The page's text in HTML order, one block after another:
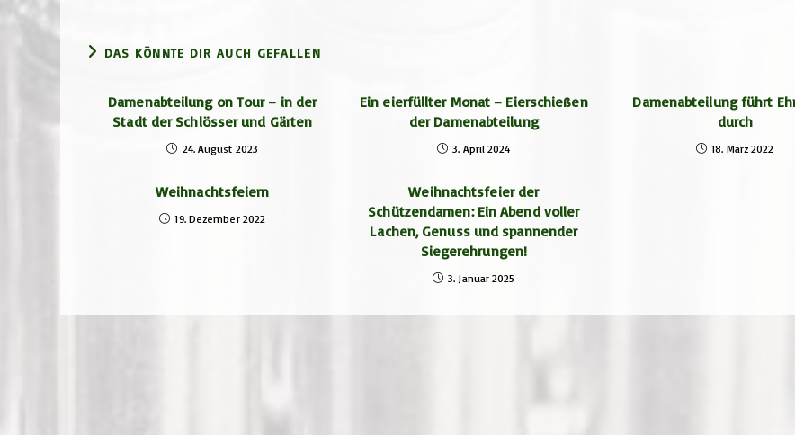
DAS KÖNNTE DIR AUCH GEFALLEN
Damenabteilung on Tour – in der
Stadt der Schlösser und Gärten
24. August 2023
Ein eierfüllter Monat – Eierschießen
der Damenabteilung
3. April 2024
Damenabteilung führt
durch
18. März 2022
Weihnachtsfeiern
19. Dezember 2022
Weihnachtsfeier der
Schützendamen: Ein Abend voller
Lachen, Genuss und spannender
Siegerehrungen!
3. Januar 2025